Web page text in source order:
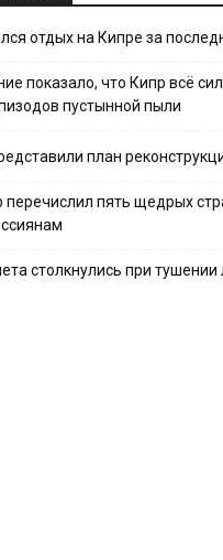
отдых на Кипре за
показало, что Кипр всё
пустынной пыли
план
перечислил пять щедрых
столкнулись при тушении